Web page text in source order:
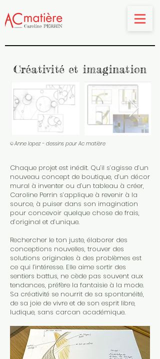
Créativité et imagination
©Anne lopez - dessins pour Ac matière
Chaque projet est inédit. Qu’il s’agisse d’un
nouveau concept de boutique, d’un décor
mural à inventer ou d’un tableau à créer,
Caroline Perrin s’applique à revenir à la
source, à puiser dans son imagination
pour concevoir quelque chose de frais,
d’original et d’unique.
Rechercher le ton juste, élaborer des
conceptions nouvelles, trouver des
solutions originales à des problèmes est
ce qui l’intéresse. Elle aime sortir des
sentiers battus, ne cède pas souvent aux
tendances, préfère la fantaisie à la mode.
Sa créativité se nourrit de sa spontanéité,
de sa joie de vivre et de son esprit libre,
ludique, sans carcan académique.